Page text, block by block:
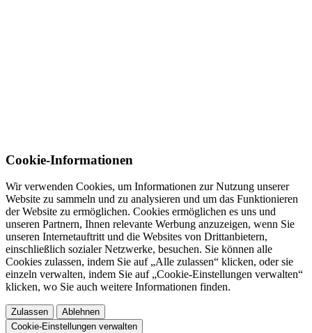
Cookie-Informationen
Wir verwenden Cookies, um Informationen zur Nutzung unserer
Website zu sammeln und zu analysieren und um das Funktionieren
der Website zu ermöglichen. Cookies ermöglichen es uns und
unseren Partnern, Ihnen relevante Werbung anzuzeigen, wenn Sie
unseren Internetauftritt und die Websites von Drittanbietern,
einschließlich sozialer Netzwerke, besuchen. Sie können alle
Cookies zulassen, indem Sie auf „Alle zulassen“ klicken, oder sie
einzeln verwalten, indem Sie auf „Cookie-Einstellungen verwalten“
klicken, wo Sie auch weitere Informationen finden.
Zulassen
Ablehnen
Cookie-Einstellungen verwalten